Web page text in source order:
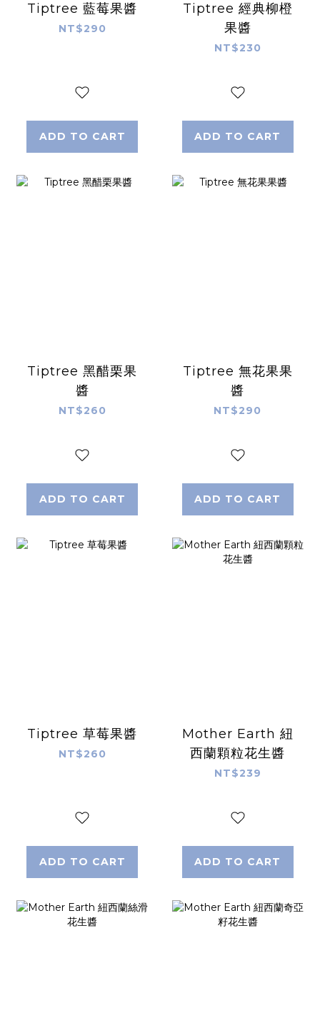
Tiptree 藍莓果醬
NT$290
ADD TO CART
Tiptree 經典柳橙
果醬
NT$230
ADD TO CART
Tiptree 黑醋栗果
醬
NT$260
ADD TO CART
Tiptree 無花果果
醬
NT$290
ADD TO CART
Tiptree 草莓果醬
NT$260
ADD TO CART
Mother Earth 紐
西蘭顆粒花生醬
NT$239
ADD TO CART